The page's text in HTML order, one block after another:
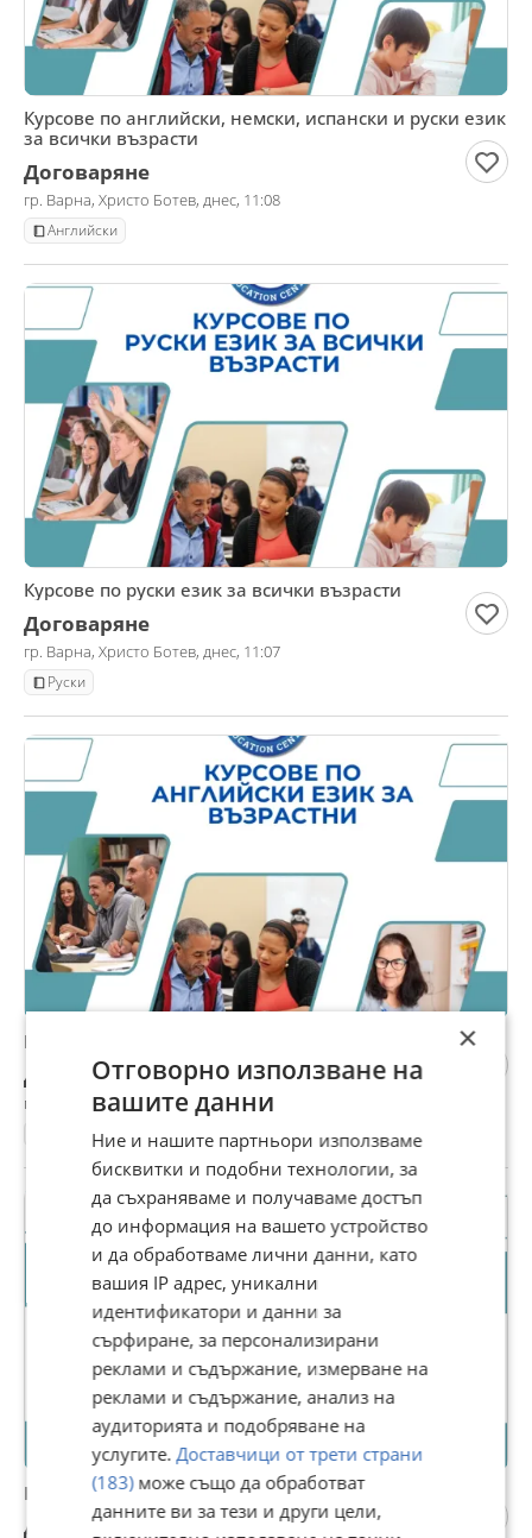
Курсове по английски, немски, испански и руски език
за всички възрасти
Договаряне
гр. Варна, Христо Ботев, днес, 11:08
Английски
Курсове по руски език за всички възрасти
Договаряне
гр. Варна, Христо Ботев, днес, 11:07
Руски
Курсове по английски език за всички възрасти
Договаряне
гр. Варна, Христо Ботев, днес, 11:06
Английски
Курсове по немски език за всички възрасти
Договаряне
×
Отговорно използване на
вашите данни
Ние и нашите партньори използваме
бисквитки и подобни технологии, за
да съхраняваме и получаваме достъп
до информация на вашето устройство
и да обработваме лични данни, като
вашия IP адрес, уникални
идентификатори и данни за
сърфиране, за персонализирани
реклами и съдържание, измерване на
реклами и съдържание, анализ на
аудиторията и подобряване на
услугите.Доставчици от трети страни
(183)може също да обработват
данните ви за тези и други цели,